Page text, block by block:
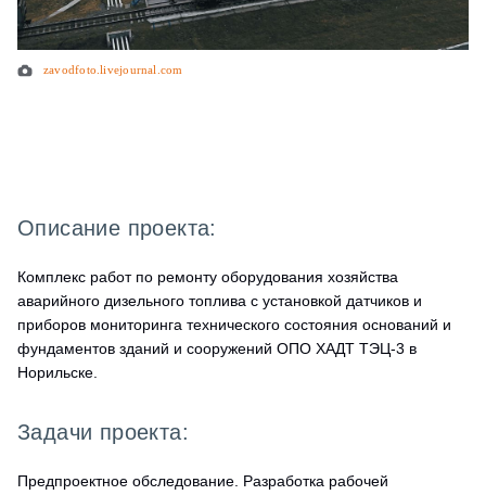
zavodfoto.livejournal.com
Описание проекта:
Комплекс работ по ремонту оборудования хозяйства
аварийного дизельного топлива с установкой датчиков и
приборов мониторинга технического состояния оснований и
фундаментов зданий и сооружений ОПО ХАДТ ТЭЦ-3 в
Норильске.
Задачи проекта:
Предпроектное обследование. Разработка рабочей